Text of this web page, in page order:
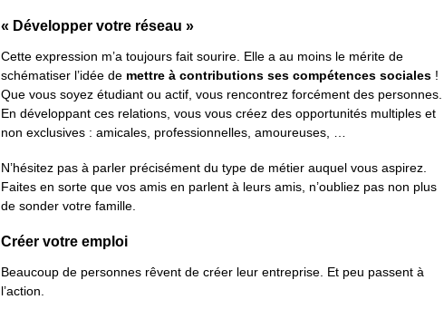
« Développer votre réseau »
Cette expression m’a toujours fait sourire. Elle a au moins le mérite de
schématiser l’idée de mettre à contributions ses compétences sociales !
Que vous soyez étudiant ou actif, vous rencontrez forcément des personnes.
En développant ces relations, vous vous créez des opportunités multiples et
non exclusives : amicales, professionnelles, amoureuses, …
N’hésitez pas à parler précisément du type de métier auquel vous aspirez.
Faites en sorte que vos amis en parlent à leurs amis, n’oubliez pas non plus
de sonder votre famille.
Créer votre emploi
Beaucoup de personnes rêvent de créer leur entreprise. Et peu passent à
l’action.